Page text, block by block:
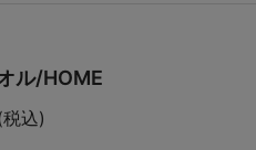
ル/HOME
込)